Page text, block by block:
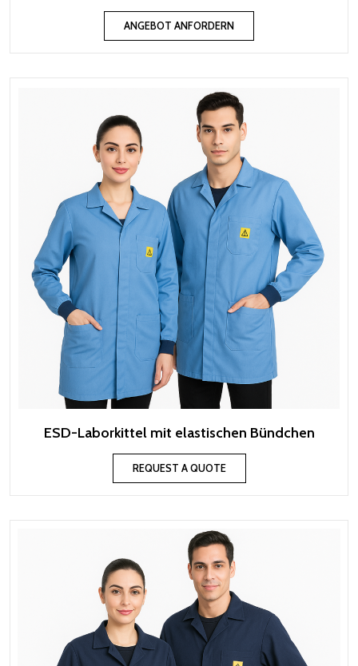
ANGEBOT ANFORDERN
ESD-Laborkittel mit elastischen Bündchen
REQUEST A QUOTE